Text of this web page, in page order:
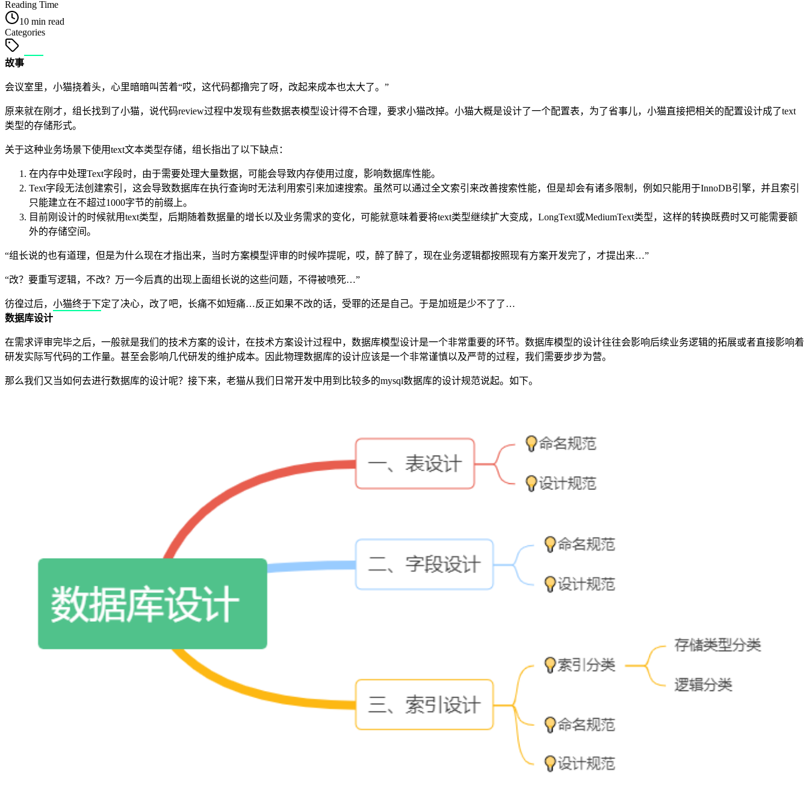
Reading Time
10 min read
Categories
故事
会议室里，小猫挠着头，心里暗暗叫苦着“哎，这代码都撸完了呀，改起来成本也太大了。”
原来就在刚才，组长找到了小猫，说代码review过程中发现有些数据表模型设计得不合理，要求小猫改掉。小猫大概是设计了一个配置表，为了省事儿，小猫直接把相关的配置设计成了text
类型的存储形式。
关于这种业务场景下使用text文本类型存储，组长指出了以下缺点：
在内存中处理Text字段时，由于需要处理大量数据，可能会导致内存使用过度，影响数据库性能。
Text字段无法创建索引，这会导致数据库在执行查询时无法利用索引来加速搜索。虽然可以通过全文索引来改善搜索性能，但是却会有诸多限制，例如只能用于InnoDB引擎，并且索引
只能建立在不超过1000字节的前缀上。
目前刚设计的时候就用text类型，后期随着数据量的增长以及业务需求的变化，可能就意味着要将text类型继续扩大变成，LongText或MediumText类型，这样的转换既费时又可能需要额
外的存储空间。
“组长说的也有道理，但是为什么现在才指出来，当时方案模型评审的时候咋提呢，哎，醉了醉了，现在业务逻辑都按照现有方案开发完了，才提出来…”
“改？要重写逻辑，不改？万一今后真的出现上面组长说的这些问题，不得被喷死…”
彷徨过后，小猫终于下定了决心，改了吧，长痛不如短痛…反正如果不改的话，受罪的还是自己。于是加班是少不了了…
数据库设计
在需求评审完毕之后，一般就是我们的技术方案的设计，在技术方案设计过程中，数据库模型设计是一个非常重要的环节。数据库模型的设计往往会影响后续业务逻辑的拓展或者直接影响着
研发实际写代码的工作量。甚至会影响几代研发的维护成本。因此物理数据库的设计应该是一个非常谨慎以及严苛的过程，我们需要步步为营。
那么我们又当如何去进行数据库的设计呢？接下来，老猫从我们日常开发中用到比较多的mysql数据库的设计规范说起。如下。